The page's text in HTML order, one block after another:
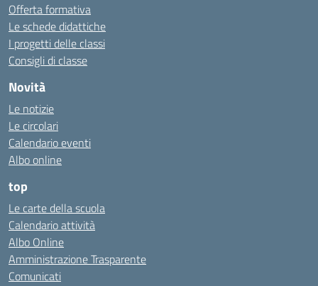
Offerta formativa
Le schede didattiche
I progetti delle classi
Consigli di classe
Novità
Le notizie
Le circolari
Calendario eventi
Albo online
top
Le carte della scuola
Calendario attività
Albo Online
Amministrazione Trasparente
Comunicati